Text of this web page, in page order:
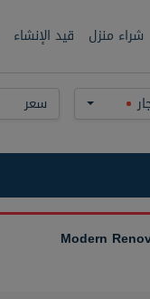
شراء منزل قيد الإنشاء
سعر
Modern